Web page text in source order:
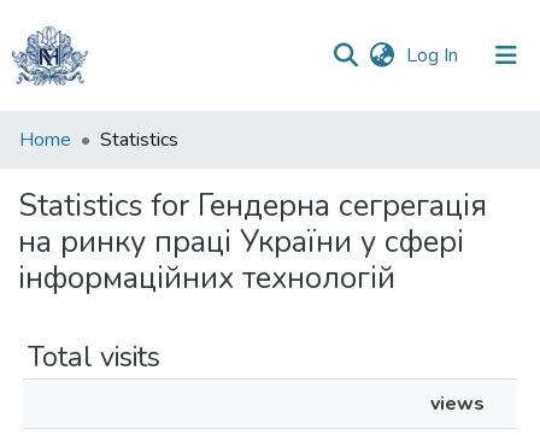
Log In (current)
Communities
Collections
All of DSpace
Home Statistics
Statistics for Гендерна сегрегація
на ринку праці України у сфері
інформаційних технологій
Total visits
views